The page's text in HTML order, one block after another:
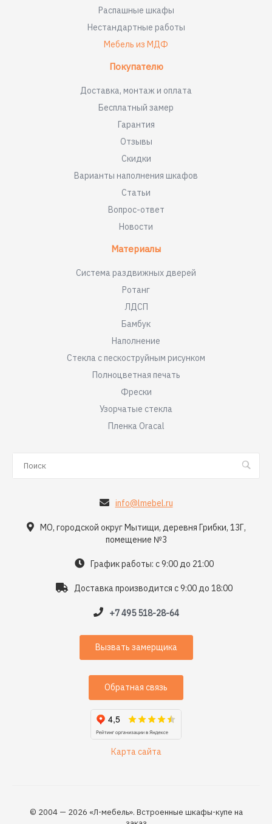
Распашные шкафы
Нестандартные работы
Мебель из МДФ
Покупателю
Доставка, монтаж и оплата
Бесплатный замер
Гарантия
Отзывы
Скидки
Варианты наполнения шкафов
Статьи
Вопрос-ответ
Новости
Материалы
Система раздвижных дверей
Ротанг
ЛДСП
Бамбук
Наполнение
Стекла с пескоструйным рисунком
Полноцветная печать
Фрески
Узорчатые стекла
Пленка Oracal
info@lmebel.ru
МО, городской округ Мытищи, деревня Грибки, 13Г,
помещение №3
График работы: с 9:00 до 21:00
Доставка производится с 9:00 до 18:00
+7 495 518-28-64
Вызвать замерщика
Обратная связь
Карта сайта
© 2004 — 2026 «Л-мебель». Встроенные шкафы-купе на